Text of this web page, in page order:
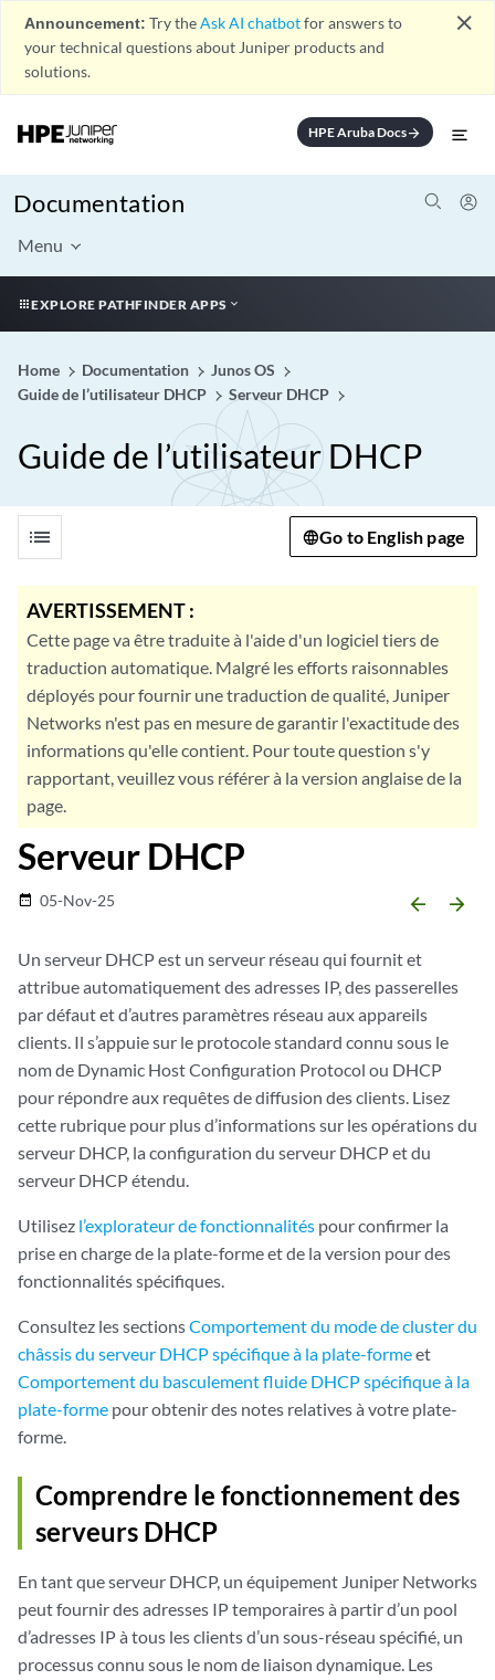
Announcement: Try theAsk AI chatbotfor answers to
your technical questions about Juniper products and
solutions.
close
HPE Aruba Docsarrow_forward
Documentation
Menu
EXPLORE PATHFINDER APPS
Home Documentation
Junos OS
Guide de l’utilisateur DHCP
Serveur DHCP
Guide de l’utilisateur DHCP
list Go to English page
AVERTISSEMENT :
Cette page va être traduite à l'aide d'un logiciel tiers de
traduction automatique. Malgré les efforts raisonnables
déployés pour fournir une traduction de qualité, Juniper
Networks n'est pas en mesure de garantir l'exactitude des
informations qu'elle contient. Pour toute question s'y
rapportant, veuillez vous référer à la version anglaise de la
page.
Serveur DHCP
date_range 05-Nov-25 arrow_backward arrow_forward
Un serveur DHCP est un serveur réseau qui fournit et
attribue automatiquement des adresses IP, des passerelles
par défaut et d’autres paramètres réseau aux appareils
clients. Il s’appuie sur le protocole standard connu sous le
nom de Dynamic Host Configuration Protocol ou DHCP
pour répondre aux requêtes de diffusion des clients. Lisez
cette rubrique pour plus d’informations sur les opérations du
serveur DHCP, la configuration du serveur DHCP et du
serveur DHCP étendu.
Utilisez l’explorateur de fonctionnalités pour confirmer la
prise en charge de la plate-forme et de la version pour des
fonctionnalités spécifiques.
Consultez les sectionsComportement du mode de cluster du
châssis du serveur DHCP spécifique à la plate-formeet
Comportement du basculement fluide DHCP spécifique à la
plate-forme pour obtenir des notes relatives à votre plate-
forme.
Comprendre le fonctionnement des
serveurs DHCP
En tant que serveur DHCP, un équipement Juniper Networks
peut fournir des adresses IP temporaires à partir d’un pool
d’adresses IP à tous les clients d’un sous-réseau spécifié, un
processus connu sous le nom de liaison dynamique. Les